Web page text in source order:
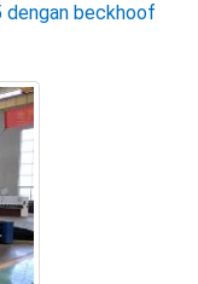
beckhoof